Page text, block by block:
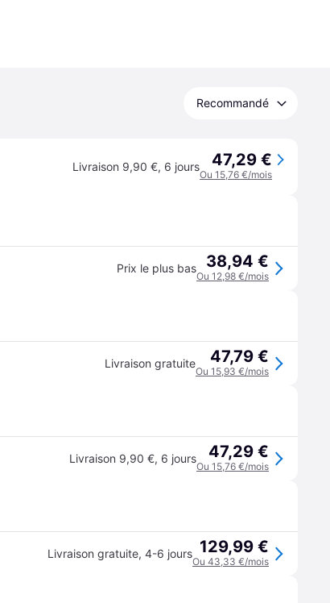
Recommandé
Livraison 9,90 €, 6 jours 47,29 €
Ou 15,76 €/mois
Prix le plus bas 38,94 €
Ou 12,98 €/mois
Livraison gratuite 47,79 €
Ou 15,93 €/mois
Livraison 9,90 €, 6 jours 47,29 €
Ou 15,76 €/mois
Livraison gratuite, 4-6 jours 129,99 €
Ou 43,33 €/mois